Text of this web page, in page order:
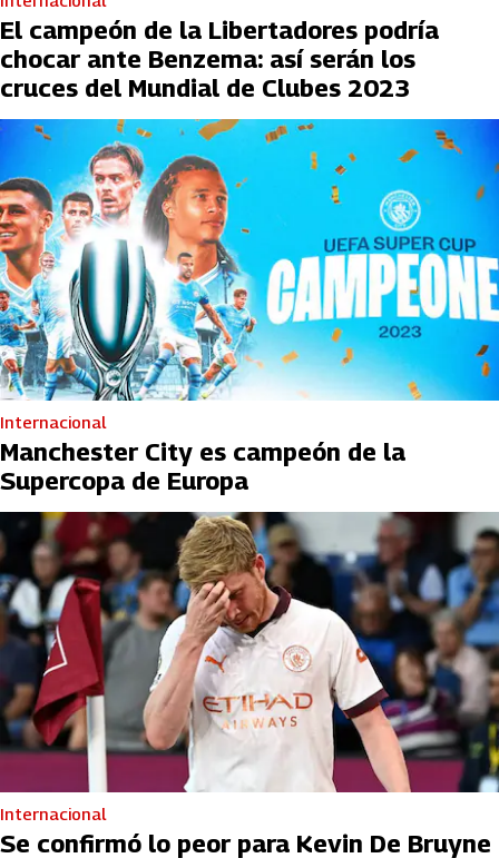
El campeón de la Libertadores podría
chocar ante Benzema: así serán los
cruces del Mundial de Clubes 2023
Internacional
Manchester City es campeón de la
Supercopa de Europa
Internacional
Se confirmó lo peor para Kevin De Bruyne